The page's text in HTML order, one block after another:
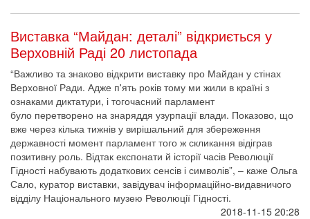
Виставка “Майдан: деталі” відкриється у
Верховній Раді 20 листопада
“Важливо та знаково відкрити виставку про Майдан у стінах
Верховної Ради. Адже п'ять років тому ми жили в країні з
ознаками диктатури, і тогочасний парламент
було перетворено на знаряддя узурпації влади. Показово, що
вже через кілька тижнів у вирішальний для збереження
державності момент парламент того ж скликання відіграв
позитивну роль. Відтак експонати й історії часів Революції
Гідності набувають додаткових сенсів і символів”, – каже Ольга
Сало, куратор виставки, завідувач інформаційно-видавничого
відділу Національного музею Революції Гідності.
2018-11-15 20:28